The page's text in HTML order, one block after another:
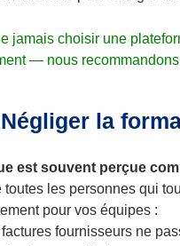
jamais choisir une
— nous
la
est souvent perçue
les personnes qui
pour vos équipes :
fournisseurs ne